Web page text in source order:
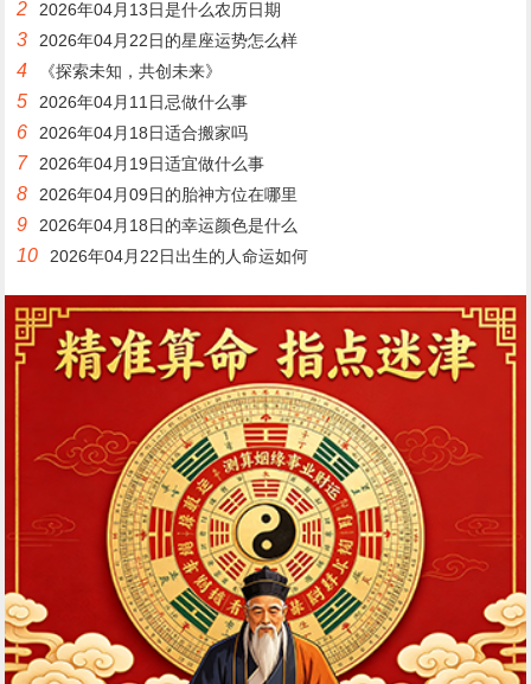
2 2026年04月13日是什么农历日期
3 2026年04月22日的星座运势怎么样
4 《探索未知，共创未来》
5 2026年04月11日忌做什么事
6 2026年04月18日适合搬家吗
7 2026年04月19日适宜做什么事
8 2026年04月09日的胎神方位在哪里
9 2026年04月18日的幸运颜色是什么
10 2026年04月22日出生的人命运如何